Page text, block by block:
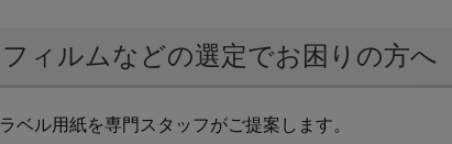
ィルムなどの選定でお困りの方へ
ベル用紙を専門スタッフがご提案します。